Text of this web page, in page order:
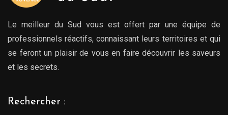
Le meilleur du Sud vous est offert par une équipe de
professionnels réactifs, connaissant leurs territoires et qui
se feront un plaisir de vous en faire découvrir les saveurs
et les secrets.
Rechercher :